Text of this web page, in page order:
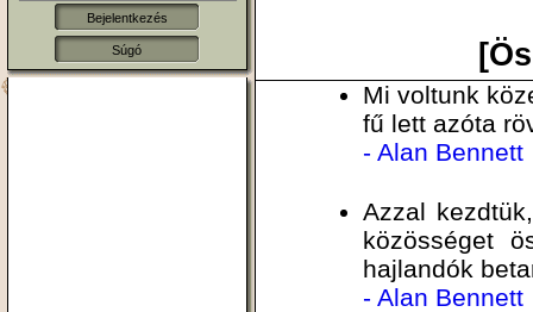
Súgó
Mi voltunk
fű lett azóta
- Alan Bennett
Azzal
közösséget
hajlandók
- Alan Bennett